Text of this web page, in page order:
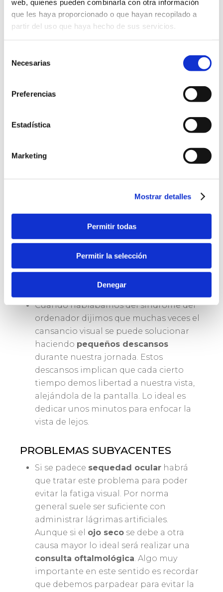
web, quienes pueden combinarla con otra información
que les haya proporcionado o que hayan recopilado a
partir del uso que haya hecho de sus servicios.
Necesarias
Preferencias
Estadística
Marketing
Mostrar detalles
Permitir todas
Permitir la selección
Denegar
será fundamental.
HIGIENE VISUAL
La iluminación
es fundamental para
sufran más de la cuenta. Esto indica que
la luz debe ser buena y si estamos
existan reflejos que hagan que
En muchas ocasiones, la fatiga visual es
estar ocasionado por unamala postura .
Esto está muy relacionado con las horas
que pasamos sentados en el trabajo, ya
sea frente al ordenador o no. En estos
casos, la postura correcta es
imprescindible para que nuestro
cuerpo esté libre de fatigas, incluyendo
Cuando hablábamos del síndrome del
ordenador dijimos que muchas veces el
cansancio visual se puede solucionar
haciendo pequeños descansos
durante nuestra jornada. Estos
descansos implican que cada cierto
tiempo demos libertad a nuestra vista,
alejándola de la pantalla. Lo ideal es
dedicar unos minutos para enfocar la
vista de lejos.
PROBLEMAS SUBYACENTES
Si se padece sequedad ocular habrá
que tratar este problema para poder
evitar la fatiga visual. Por norma
general suele ser suficiente con
administrar lágrimas artificiales.
Aunque si el ojo seco se debe a otra
causa mayor lo ideal será realizar una
consulta oftalmológica. Algo muy
importante en este sentido es recordar
que debemos parpadear para evitar la